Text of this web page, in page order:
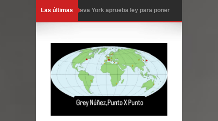
Las últimasNueva York aprueba ley para poner
enfermedades terminales
Juan Luis Guerra cerrará los Juegos
Centroamericanos SD 2026